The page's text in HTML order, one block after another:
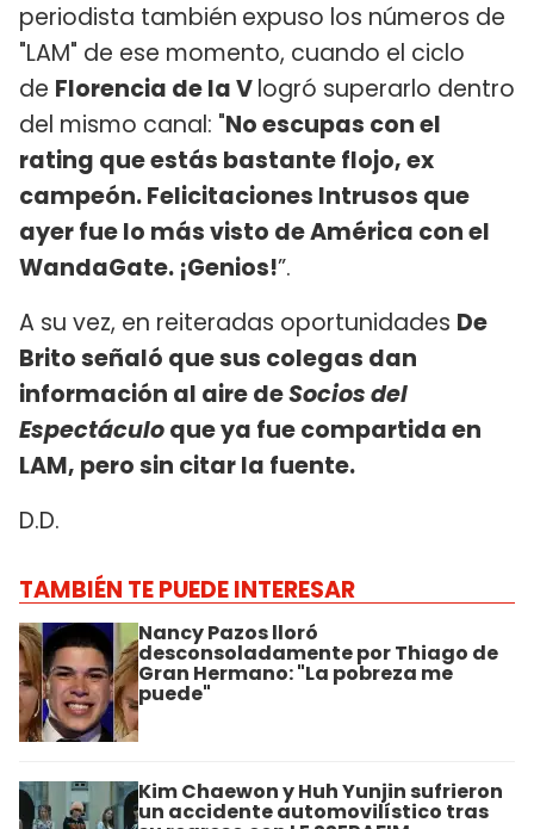
periodista también expuso los números de
"LAM" de ese momento, cuando el ciclo
de Florencia de la Vlogró superarlo dentro
del mismo canal: "No escupas con el
rating que estás bastante flojo, ex
campeón. Felicitaciones Intrusos que
ayer fue lo más visto de América con el
WandaGate. ¡Genios!”.
A su vez, en reiteradas oportunidades De
Brito señaló que sus colegas dan
información al aire deSocios del
Espectáculoque ya fue compartida en
LAM, pero sin citar la fuente.
D.D.
TAMBIÉN TE PUEDE INTERESAR
Nancy Pazos lloró
desconsoladamente por Thiago de
Gran Hermano: "La pobreza me
puede"
Kim Chaewon y Huh Yunjin sufrieron
un accidente automovilístico tras